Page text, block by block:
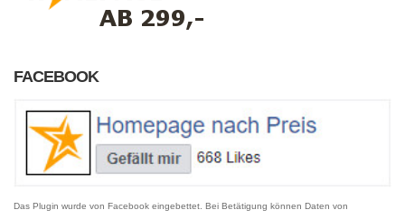
FACEBOOK
Das Plugin wurde von Facebook eingebettet. Bei Betätigung können Daten von